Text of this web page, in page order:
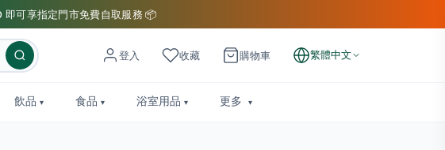
可享指定門市免費自取服務 📦
登入 收藏 購物車 繁體中文
飲品 食品 浴室用品 更多